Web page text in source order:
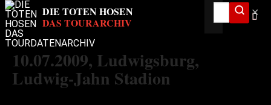
✕
10.07.2009, Ludwigsburg,
Ludwig-Jahn Stadion